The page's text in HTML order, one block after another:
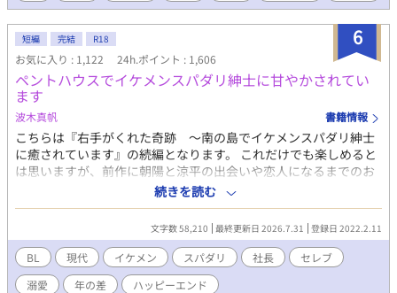
6
短編 完結 R18
お気に入り : 1,122 24h.ポイント : 1,606
ペントハウスでイケメンスパダリ紳士に甘やかされてい
ます
波木真帆 書籍情報
こちらは『右手がくれた奇跡 〜南の島でイケメンスパダリ紳士
に癒されています』の続編となります。 これだけでも楽しめると
は思いますが、前作に朝陽と涼平の出会いや恋人になるまでのお
話が載っていますのでそちらから楽しんでいただければ嬉しいで
す♡ 南の島で恋人になった朝陽と涼平が東京で甘々でラブラブな
同棲生活を始めますが、桁違いのセレブさに朝陽は驚いてばっか
りで……。 あの手この手で囲い込む涼平とドキドキしっぱなしの
朝陽の甘々イチャラブハッピーエンド小説です。 タイトルが長か
ったので若干短くしました。
続きを読む
文字数 58,210 最終更新日 2026.7.31 登録日 2022.2.11
BL 現代 イケメン スパダリ 社長
セレブ
溺愛
年の差 ハッピーエンド